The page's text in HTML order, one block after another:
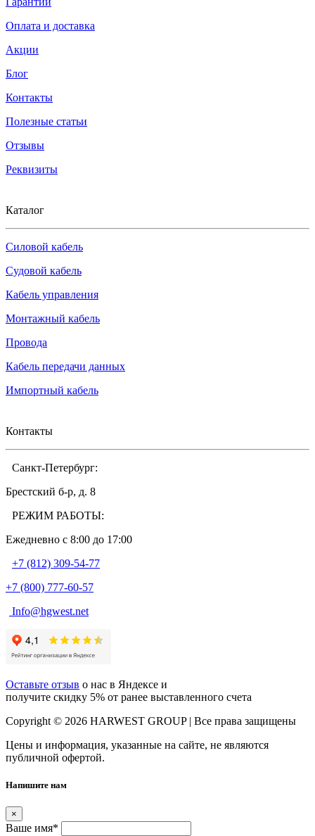
Оплата и доставка
Акции
Блог
Контакты
Полезные статьи
Отзывы
Реквизиты
Каталог
Силовой кабель
Судовой кабель
Кабель управления
Монтажный кабель
Провода
Кабель передачи данных
Импортный кабель
Контакты
Санкт-Петербург:
Брестский б-р, д. 8
РЕЖИМ РАБОТЫ:
Ежедневно c 8:00 до 17:00
+7 (812) 309-54-77
+7 (800) 777-60-57
Info@hgwest.net
Оставьте отзыв о нас в Яндексе и
получите скидку 5% от ранее выставленного счета
Copyright © 2026 HARWEST GROUP | Все права защищены
Цены и информация, указанные на сайте, не являются
публичной офертой.
Напишите нам
×
Ваше имя*